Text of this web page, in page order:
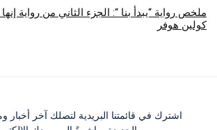
ملخص رواية “يبدأ بنا “: الجزء الثاني من رواية إنها
كولين هوفر
اشترك في قائمتنا البريدية لتصلك آخر